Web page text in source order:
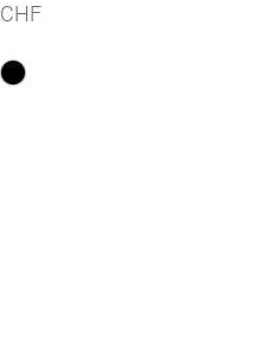
CHF